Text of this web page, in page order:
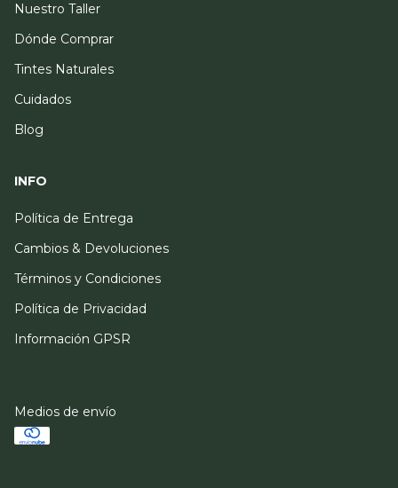
Nuestro Taller
Dónde Comprar
Tintes Naturales
Cuidados
Blog
INFO
Política de Entrega
Cambios & Devoluciones
Términos y Condiciones
Política de Privacidad
Información GPSR
Medios de envío